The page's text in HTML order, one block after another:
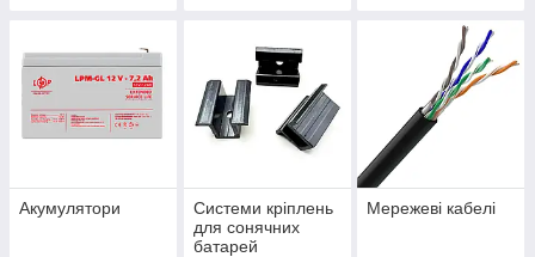
Акумулятори
Системи кріплень
для сонячних
батарей
Мережеві кабелі